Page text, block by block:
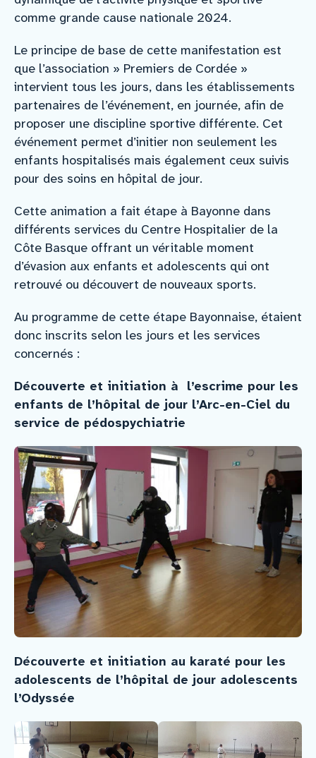
comme grande cause nationale 2024.
Le principe de base de cette manifestation est
que l’association » Premiers de Cordée »
intervient tous les jours, dans les établissements
partenaires de l’événement, en journée, afin de
proposer une discipline sportive différente. Cet
événement permet d’initier non seulement les
enfants hospitalisés mais également ceux suivis
pour des soins en hôpital de jour.
Cette animation a fait étape à Bayonne dans
différents services du Centre Hospitalier de la
Côte Basque offrant un véritable moment
d’évasion aux enfants et adolescents qui ont
retrouvé ou découvert de nouveaux sports.
Au programme de cette étape Bayonnaise, étaient
donc inscrits selon les jours et les services
concernés :
Découverte et initiation à l’escrime pour les
enfants de l’hôpital de jour l’Arc-en-Ciel du
service de pédospychiatrie
Découverte et initiation au karaté pour les
adolescents de l’hôpital de jour adolescents
l’Odyssée